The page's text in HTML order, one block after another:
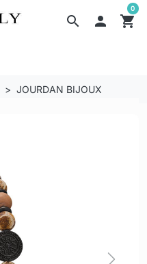
search  shopping_cart
0
JOURDAN BIJOUX